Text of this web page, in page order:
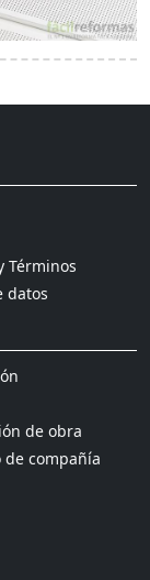
Términos
datos
de obra
compañía